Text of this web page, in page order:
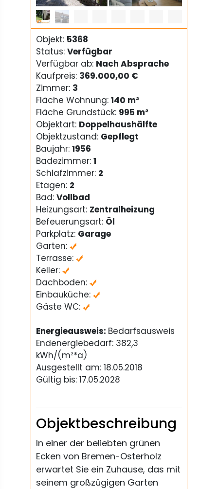
Objekt: 5368
Status: Verfügbar
Verfügbar ab: Nach Absprache
Kaufpreis: 369.000,00 €
Zimmer: 3
Fläche Wohnung: 140 m²
Fläche Grundstück: 995 m²
Objektart: Doppelhaushälfte
Objektzustand: Gepflegt
Baujahr: 1956
Badezimmer: 1
Schlafzimmer: 2
Etagen: 2
Bad: Vollbad
Heizungsart: Zentralheizung
Befeuerungsart: Öl
Parkplatz: Garage
Garten:
Terrasse:
Keller:
Dachboden:
Einbauküche:
Gäste WC:
Energieausweis: Bedarfsausweis
Endenergiebedarf: 382,3
kWh/(m²*a)
Ausgestellt am: 18.05.2018
Gültig bis: 17.05.2028
Objektbeschreibung
In einer der beliebten grünen
Ecken von Bremen-Osterholz
erwartet Sie ein Zuhause, das mit
seinem großzügigen Garten